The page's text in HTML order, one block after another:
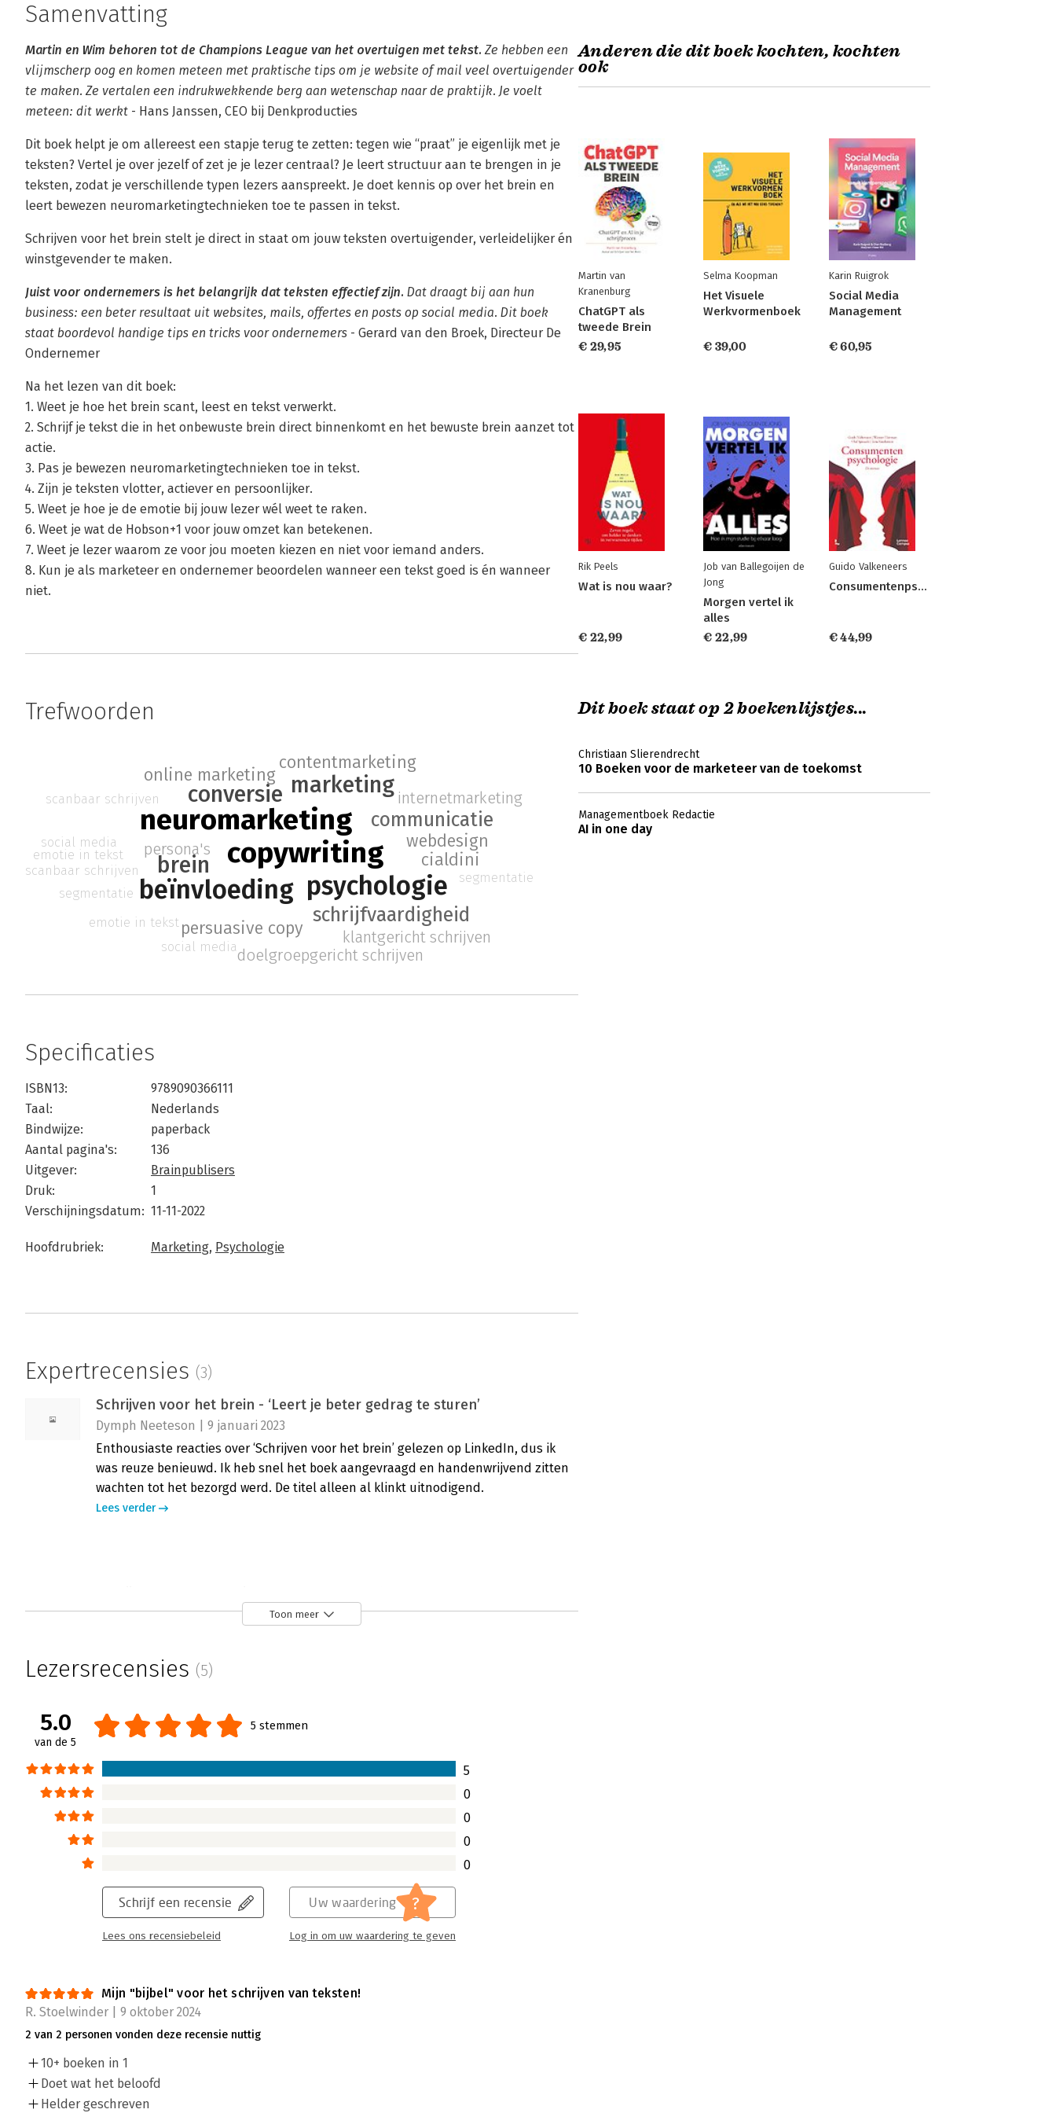
Samenvatting
Martin en Wim behoren tot de Champions League van het overtuigen met tekst. Ze hebben een
vlijmscherp oog en komen meteen met praktische tips om je website of mail veel overtuigender
te maken. Ze vertalen een indrukwekkende berg aan wetenschap naar de praktijk. Je voelt
meteen: dit werkt - Hans Janssen, CEO bij Denkproducties
Dit boek helpt je om allereest een stapje terug te zetten: tegen wie “praat” je eigenlijk met je
teksten? Vertel je over jezelf of zet je je lezer centraal? Je leert structuur aan te brengen in je
teksten, zodat je verschillende typen lezers aanspreekt. Je doet kennis op over het brein en
leert bewezen neuromarketingtechnieken toe te passen in tekst.
Schrijven voor het brein stelt je direct in staat om jouw teksten overtuigender, verleidelijker én
winstgevender te maken.
Juist voor ondernemers is het belangrijk dat teksten effectief zijn. Dat draagt bij aan hun
business: een beter resultaat uit websites, mails, offertes en posts op social media. Dit boek
staat boordevol handige tips en tricks voor ondernemers - Gerard van den Broek, Directeur De
Ondernemer
Na het lezen van dit boek:
1. Weet je hoe het brein scant, leest en tekst verwerkt.
2. Schrijf je tekst die in het onbewuste brein direct binnenkomt en het bewuste brein aanzet tot
actie.
3. Pas je bewezen neuromarketingtechnieken toe in tekst.
4. Zijn je teksten vlotter, actiever en persoonlijker.
5. Weet je hoe je de emotie bij jouw lezer wél weet te raken.
6. Weet je wat de Hobson+1 voor jouw omzet kan betekenen.
7. Weet je lezer waarom ze voor jou moeten kiezen en niet voor iemand anders.
8. Kun je als marketeer en ondernemer beoordelen wanneer een tekst goed is én wanneer
niet.
Trefwoorden
copywriting
neuromarketing
psychologie
beïnvloeding
brein
conversie marketing
schrijfvaardigheid
communicatie
persuasive copy
online marketing
webdesign
contentmarketing
cialdini
persona's
klantgericht schrijven
doelgroepgericht schrijven
internetmarketing
emotie in tekst
scanbaar schrijven segmentatie
social media
emotie in tekst
scanbaar schrijven
segmentatie
social media
Specificaties
ISBN13:
9789090366111
Taal:
Nederlands
Bindwijze:
paperback
Aantal pagina's:
136
Uitgever:
Brainpublisers
Druk:
1
Verschijningsdatum: 11-11-2022
Hoofdrubriek: Marketing, Psychologie
Expertrecensies (3)
Schrijven voor het brein - ‘Leert je beter gedrag te sturen’
Dymph Neeteson | 9 januari 2023
Enthousiaste reacties over ‘Schrijven voor het brein’ gelezen op LinkedIn, dus ik
was reuze benieuwd. Ik heb snel het boek aangevraagd en handenwrijvend zitten
wachten tot het bezorgd werd. De titel alleen al klinkt uitnodigend.
Lees verder
Annemarie Smits | 3 januari 2023
blogs, nieuwsbrieven en e-mailings met als doel de lezer in actie te brengen.
Anders dan bij het schrijven van artikelen en boeken zit de lezer niet te wachten op
toepassen.
Lees verder
Schrijvers doen er wijs aan ‘Schrijven voor het brein’ van Wim van der Mark, Martin
Kranenburg en Michel Rolvink erbij te pakken. Als ze tenminste willen dat de lezers
van onze websites, brochures of artikelen onze boodschap begrijpen – en in
beweging komen.
Lees verder
Toon meer
Lezersrecensies (5)
5.0
van de 5
5 stemmen
5
0
0
0
0
Schrijf een recensie
Lees ons recensiebeleid
Uw waardering ?
Log in om uw waardering te geven
Mijn "bijbel" voor het schrijven van teksten!
R. Stoelwinder | 9 oktober 2024
2 van 2 personen vonden deze recensie nuttig
10+ boeken in 1
Doet wat het beloofd
Helder geschreven
Anderen die dit boek kochten, kochten
ook
Martin van
Kranenburg
ChatGPT als
tweede Brein
€ 29,95
Selma Koopman
Het Visuele
Werkvormenboek
€ 39,00
Karin Ruigrok
Social Media
Management
€ 60,95
Rik Peels
Wat is nou waar?
€ 22,99
Job van Ballegoijen de
Jong
Morgen vertel ik
alles
€ 22,99
Guido Valkeneers
Consumentenpsychologie
€ 44,99
Dit boek staat op 2 boekenlijstjes...
Christiaan Slierendrecht
10 Boeken voor de marketeer van de toekomst
Managementboek Redactie
AI in one day